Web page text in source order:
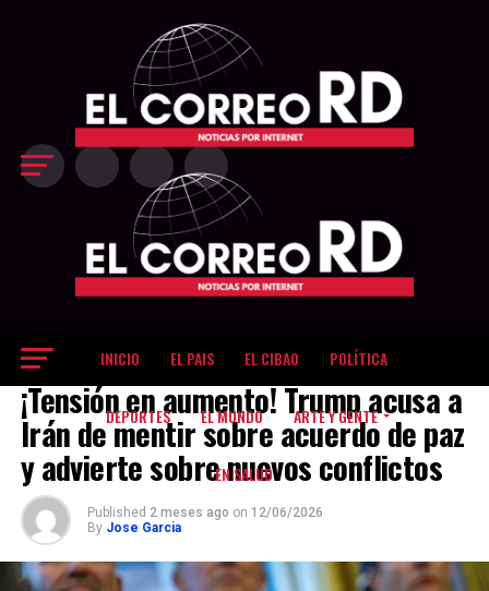
INICIO EL PAIS EL CIBAO POLÍTICA
DEPORTES EL MUNDO ARTE Y GENTE
EN SALUD
EL MUNDO
¡Tensión en aumento! Trump acusa a
Irán de mentir sobre acuerdo de paz
y advierte sobre nuevos conflictos
Published 2 meses ago on 12/06/2026
By Jose Garcia
Exit mobile version